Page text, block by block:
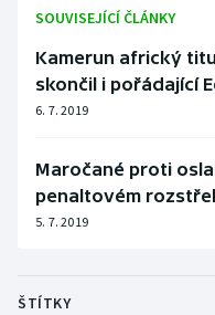
Stolní tenis
Triatlon
Veslování
Vodní slalom
Volejbal
SOUVISEJÍCÍ ČLÁNKY
Kamerun africký
skončil i pořádající
6. 7. 2019
Maročané proti
penaltovém
5. 7. 2019
ŠTÍTKY